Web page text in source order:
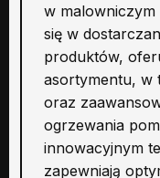
w malowniczym
się w
produktów,
asortymentu, w
oraz
ogrzewania
innowacyjnym
zapewniają